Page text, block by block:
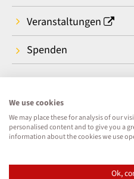
Veranstaltungen
Spenden
We use cookies
We may place these for analysis of our
personalised content and to give you a
information about the cookies we use
Ok,